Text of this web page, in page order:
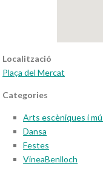
Localització
Plaça del Mercat
Categories
Arts escèniques i
Dansa
Festes
VineaBenlloch